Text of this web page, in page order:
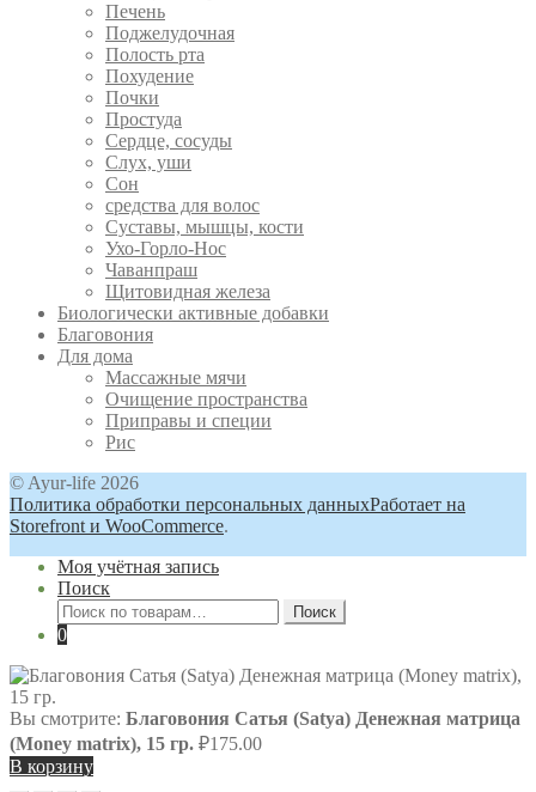
Печень
Поджелудочная
Полость рта
Похудение
Почки
Простуда
Сердце, сосуды
Слух, уши
Сон
средства для волос
Суставы, мышцы, кости
Ухо-Горло-Нос
Чаванпраш
Щитовидная железа
Биологически активные добавки
Благовония
Для дома
Массажные мячи
Очищение пространства
Приправы и специи
Рис
© Ayur-life 2026
Политика обработки персональных данныхРаботает на
Storefront и WooCommerce.
Моя учётная запись
Поиск
Искать:
Поиск
0
Вы смотрите: Благовония Сатья (Satya) Денежная матрица
(Money matrix), 15 гр. ₽175.00
В корзину